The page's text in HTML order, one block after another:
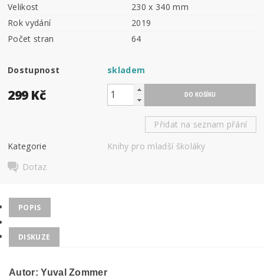
Velikost
230 x 340 mm
Rok vydání
2019
Počet stran
64
Dostupnost skladem
299 Kč
Přidat na seznam přání
Kategorie
Knihy pro mladší školáky
Dotaz
POPIS
DISKUZE
Autor: Yuval Zommer